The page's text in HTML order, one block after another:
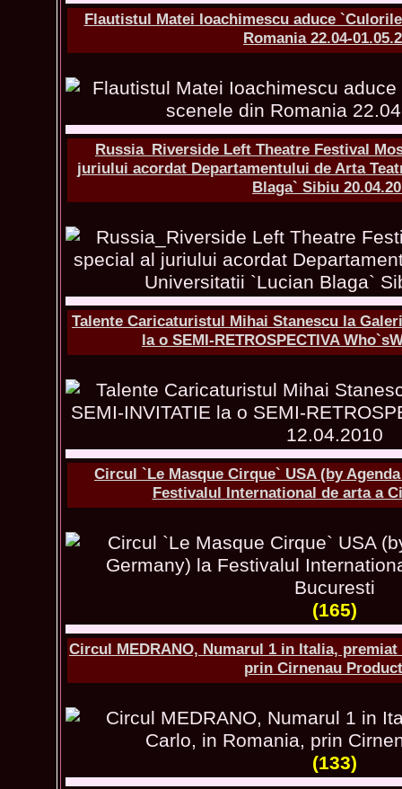
Flautistul Matei Ioachimescu aduce
Romania 22.04-
Russia_Riverside Left Theatre Festival
juriului acordat Departamentului de Arta
Blaga` Sibiu
Talente Caricaturistul Mihai Stanescu la
la o SEMI-RETROSPECTIVA
Circul `Le Masque Cirque` USA (by
Festivalul International de arta a
(165)
Circul MEDRANO, Numarul 1 in Italia,
prin Cirnenau
(133)